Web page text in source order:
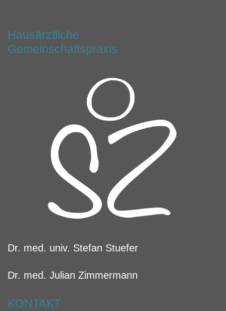
Hausärztliche
Gemeinschaftspraxis
Dr. med. univ. Stefan Stuefer
Dr. med. Julian Zimmermann
KONTAKT